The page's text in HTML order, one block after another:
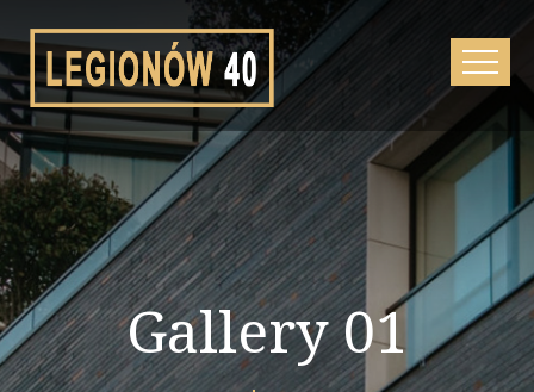
Gallery 01